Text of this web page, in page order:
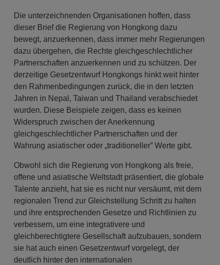
Die unterzeichnenden Organisationen hoffen, dass
dieser Brief die Regierung von Hongkong dazu
bewegt, anzuerkennen, dass immer mehr Regierungen
dazu übergehen, die Rechte gleichgeschlechtlicher
Partnerschaften anzuerkennen und zu schützen. Der
derzeitige Gesetzentwurf Hongkongs hinkt weit hinter
den Rahmenbedingungen zurück, die in den letzten
Jahren in Nepal, Taiwan und Thailand verabschiedet
wurden. Diese Beispiele zeigen, dass es keinen
Widerspruch zwischen der Anerkennung
gleichgeschlechtlicher Partnerschaften und der
Wahrung asiatischer oder „traditioneller” Werte gibt.
Obwohl sich die Regierung von Hongkong als freie,
offene und asiatische Weltstadt präsentiert, die globale
Talente anzieht, hat sie es nicht nur versäumt, mit dem
regionalen Trend zur Gleichstellung Schritt zu halten
und ihre entsprechenden Gesetze und Richtlinien zu
verbessern, um eine integrativere und
gleichberechtigtere Gesellschaft aufzubauen, sondern
sie hat auch einen Gesetzentwurf vorgelegt, der
deutlich hinter den internationalen